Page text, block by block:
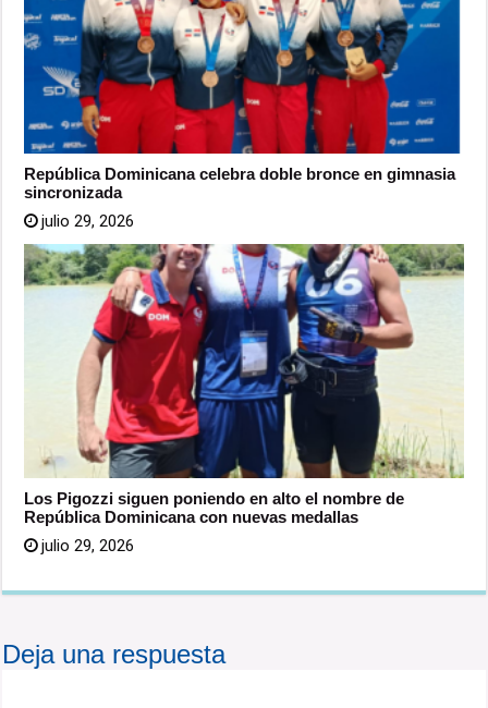
República Dominicana celebra doble bronce en gimnasia
sincronizada
julio 29, 2026
Los Pigozzi siguen poniendo en alto el nombre de
República Dominicana con nuevas medallas
julio 29, 2026
Deja una respuesta